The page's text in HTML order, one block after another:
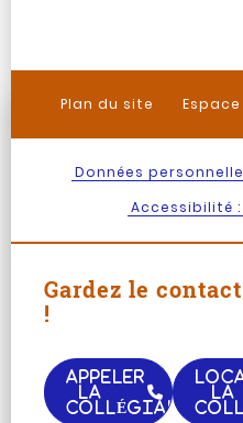
Plan du site
Données
Accessibilité
Gardez le
!
APPELER
LA
COLLÉGIALE
LA